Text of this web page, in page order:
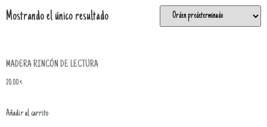
Mostrando el único resultado
MADERA RINCÓN DE LECTURA
20.00€
Añadir al carrito